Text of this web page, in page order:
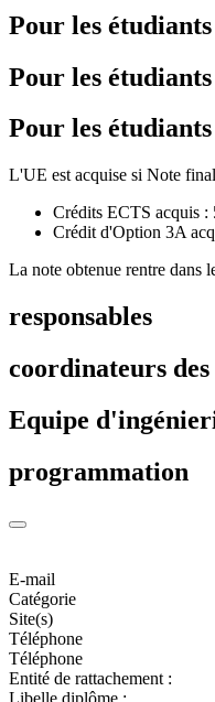
Pour les
Pour les
Pour les
L'UE est acquise si Note
Crédits ECTS acquis :
Crédit d'Option 3A
La note obtenue rentre dans
responsables
coordinateurs des
Equipe
programmation
E-mail
Catégorie
Site(s)
Téléphone
Téléphone
Entité de rattachement :
Libelle diplôme :